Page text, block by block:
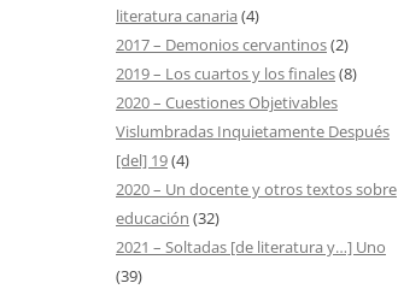
literatura canaria (4)
2017 – Demonios cervantinos(2)
2019 – Los cuartos y los finales(8)
2020 – Cuestiones Objetivables
Vislumbradas Inquietamente Después
[del] 19(4)
2020 – Un docente y otros textos sobre
educación (32)
2021 – Soltadas [de literatura y…] Uno
(39)